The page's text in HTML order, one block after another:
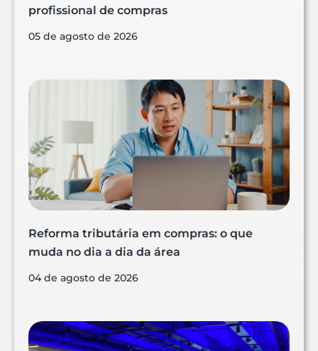
profissional de compras
05 de agosto de 2026
Reforma tributária em compras: o que
muda no dia a dia da área
04 de agosto de 2026